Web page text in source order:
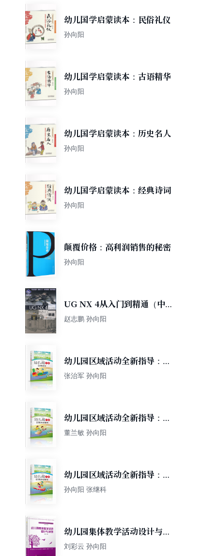
幼儿国学启蒙读本：民俗礼仪
孙向阳
幼儿国学启蒙读本：古语精华
孙向阳
幼儿国学启蒙读本：历史名人
孙向阳
幼儿国学启蒙读本：经典诗词
孙向阳
颠覆价格：高利润销售的秘密
孙向阳
UG NX 4从入门到精通（中文
版）（附光盘）
赵志鹏 孙向阳
幼儿园区域活动全新指导：幼
儿园大班区域活动
张治军 孙向阳
幼儿园区域活动全新指导：幼
儿园中班区域活动案例
董兰敏 孙向阳
幼儿园区域活动全新指导：幼
儿园大班区域活动案例
孙向阳 张继科
幼儿园集体教学活动设计与案
例
刘彩云 孙向阳